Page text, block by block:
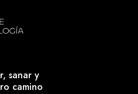
sanar y
camino